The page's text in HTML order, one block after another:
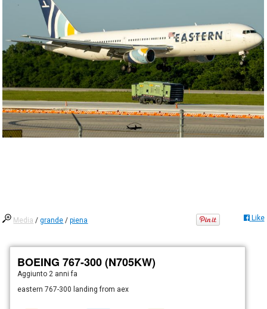
Media /grande /piena Like
BOEING 767-300 (N705KW)
Aggiunto 2 anni fa
eastern 767-300 landing from aex